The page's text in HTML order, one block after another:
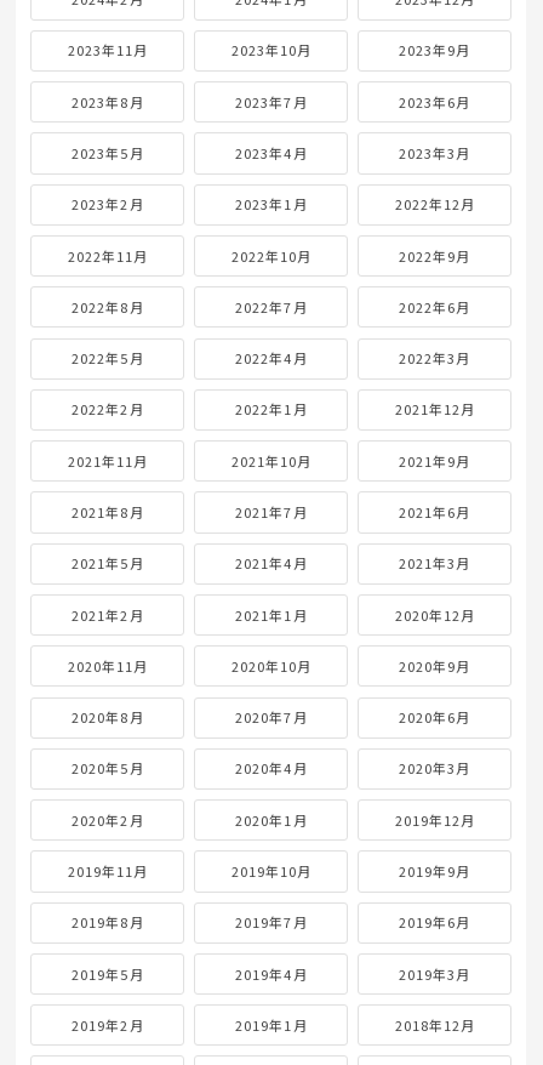
2023年11月 2023年10月 2023年9月
2023年8月 2023年7月 2023年6月
2023年5月 2023年4月 2023年3月
2023年2月 2023年1月 2022年12月
2022年11月 2022年10月 2022年9月
2022年8月 2022年7月 2022年6月
2022年5月 2022年4月 2022年3月
2022年2月 2022年1月 2021年12月
2021年11月 2021年10月 2021年9月
2021年8月 2021年7月 2021年6月
2021年5月 2021年4月 2021年3月
2021年2月 2021年1月 2020年12月
2020年11月 2020年10月 2020年9月
2020年8月 2020年7月 2020年6月
2020年5月 2020年4月 2020年3月
2020年2月 2020年1月 2019年12月
2019年11月 2019年10月 2019年9月
2019年8月 2019年7月 2019年6月
2019年5月 2019年4月 2019年3月
2019年2月 2019年1月 2018年12月